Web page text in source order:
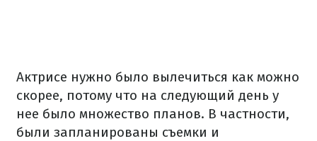
Актрисе нужно было вылечиться как можно
скорее, потому что на следующий день у
нее было множество планов. В частности,
были запланированы съемки и